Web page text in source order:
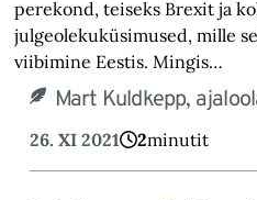
perekond, teiseks Brexit ja
julgeolekuküsimused, mille
viibimine Eestis. Mingis…
Mart Kuldkepp,
26. XI 2021 2minutit